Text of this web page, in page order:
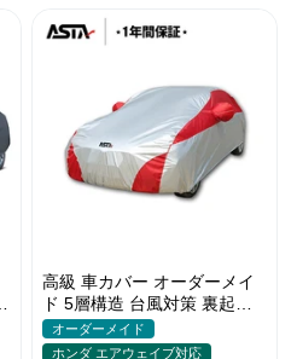
高級 車カバー オーダーメイ
ド 5層構造 台風対策 裏起毛
車種専用 コーディング保護
日焼け防止
オーダーメイド
ホンダ エアウェイブ対応